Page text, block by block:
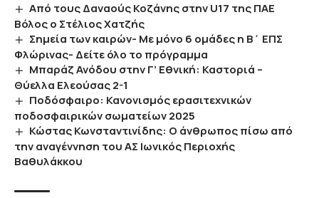
Από τους Δαναούς Κοζάνης στην U17 της ΠΑΕ
Βόλος ο Στέλιος Χατζής
Σημεία των καιρών- Με μόνο 6 ομάδες η Β΄ ΕΠΣ
Φλώρινας- Δείτε όλο το πρόγραμμα
Μπαράζ Ανόδου στην Γ’ Εθνική: Καστοριά –
Θύελλα Ελεούσας 2-1
Ποδόσφαιρο: Κανονισμός ερασιτεχνικών
ποδοσφαιρικών σωματείων 2025
Κώστας Κωνσταντινίδης: Ο άνθρωπος πίσω από
την αναγέννηση του ΑΣ Ιωνικός Περιοχής
Βαθυλάκκου